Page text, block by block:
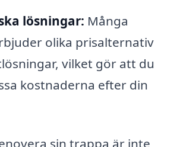
lösningar: Många
olika prisalternativ
vilket gör att du
kostnaderna efter din
sin trappa är inte